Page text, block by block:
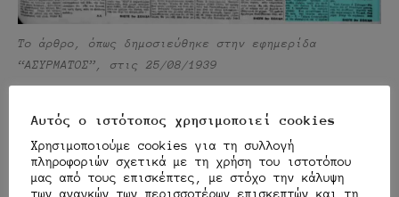
Το άρθρο, όπως δημοσιεύθηκε στην εφημερίδα
“ΑΣΥΡΜΑΤΟΣ”, στις 25/08/1939
5
Αξιολόγηση άρθρο
Αυτός ο ιστότοπος χρησιμοποιεί cookies
Χρησιμοποιούμε cookies για τη συλλογή
πληροφοριών σχετικά με τη χρήση του ιστοτόπου
μας από τους επισκέπτες, με στόχο την κάλυψη
των αναγκών των περισσοτέρων επισκεπτών και τη